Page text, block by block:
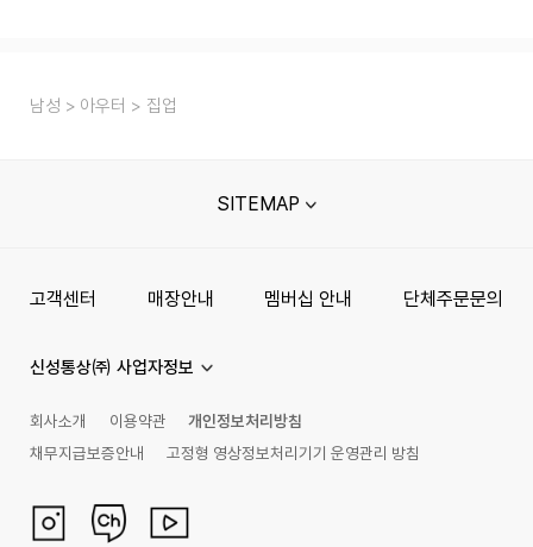
남성 아우터 집업
SITEMAP
고객센터 매장안내 멤버십 안내 단체주문문의
신성통상㈜ 사업자정보
회사소개 이용약관
개인정보처리방침
채무지급보증안내
고정형 영상정보처리기기 운영관리 방침